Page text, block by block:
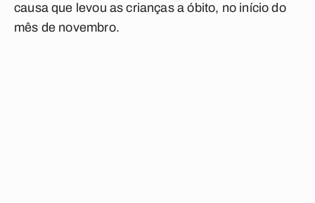
causa que levou as crianças a óbito, no início do
mês de novembro.